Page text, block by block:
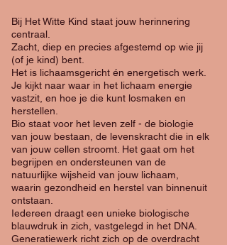
Bij Het Witte Kind staat jouw herinnering
centraal.
Zacht, diep en precies afgestemd op wie jij
(of je kind) bent.
​Het is lichaamsgericht én energetisch werk.
Je kijkt naar waar in het lichaam energie
vastzit, en hoe je die kunt losmaken en
herstellen.
Bio staat voor het leven zelf - de biologie
van jouw bestaan, de levenskracht die in elk
van jouw cellen stroomt. Het gaat om het
begrijpen en ondersteunen van de
natuurlijke wijsheid van jouw lichaam,
waarin gezondheid en herstel van binnenuit
ontstaan.
Iedereen draagt een unieke biologische
blauwdruk in zich, vastgelegd in het DNA.
Generatiewerk richt zich op de overdracht